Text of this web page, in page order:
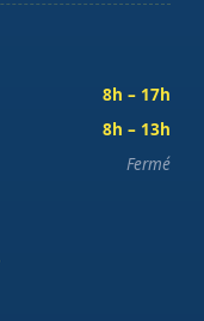
8h – 17h
8h – 13h
Fermé